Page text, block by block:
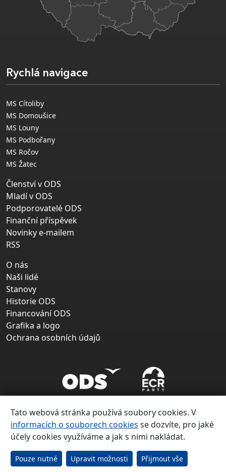
Rychlá navigace
MS Cítoliby
MS Domoušice
MS Louny
MS Podbořany
MS Ročov
MS Žatec
Členství v ODS
Mladí v ODS
Podporovatelé ODS
Finanční příspěvek
Novinky e-mailem
RSS
O nás
Naši lidé
Stanovy
Historie ODS
Financování ODS
Grafika a logo
Ochrana osobních údajů
Copyright ©
Občanská demokratická strana 1991 – 2026
Tato webová stránka používá soubory cookies. V
informacích o souborech cookies se dozvíte, pro jaké
účely cookies využíváme a jak s nimi nakládat.
Pouze nutné Upravit možnosti Přijmout vše